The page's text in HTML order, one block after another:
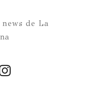
de La